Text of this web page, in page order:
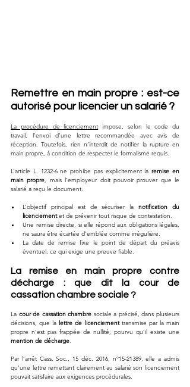
Remettre en main propre : est-ce
autorisé pour licencier un salarié ?
La procédure de licenciement impose, selon le code du
travail, l’envoi d’une lettre recommandée avec avis de
réception. Toutefois, rien n’interdit de notifier la rupture en
main propre, à condition de respecter le formalisme requis.
L’article L. 1232-6 ne prohibe pas explicitement la remise en
main propre, mais l’employeur doit pouvoir prouver que le
salarié a reçu le document.
L’objectif principal est de sécuriser la notification du
licenciement et de prévenir tout risque de contestation.
Une remise directe, si elle répond aux obligations légales,
ne saura être écartée d’emblée comme irrégulière.
La date de remise fixe le point de départ du préavis
éventuel, ce qui exige une preuve fiable.
La remise en main propre contre
décharge : que dit la cour de
cassation chambre sociale ?
La cour de cassation chambre sociale a précisé, dans plusieurs
décisions, que la lettre de licenciement transmise par la main
mention de décharge.
Par l’arrêt Cass. Soc., 15 déc. 2016, n°15-21389, elle a admis
qu’une lettre remettant clairement au salarié son licenciement
pouvait satisfaire aux exigences procédurales.